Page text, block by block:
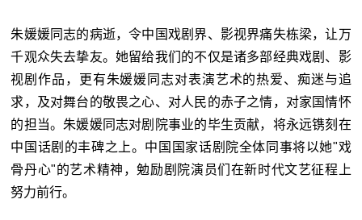
朱媛媛同志的病逝，令中国戏剧界、影视界痛失栋梁，让万
千观众失去挚友。她留给我们的不仅是诸多部经典戏剧、影
视剧作品，更有朱媛媛同志对表演艺术的热爱、痴迷与追
求，及对舞台的敬畏之心、对人民的赤子之情，对家国情怀
的担当。朱媛媛同志对剧院事业的毕生贡献，将永远镌刻在
中国话剧的丰碑之上。中国国家话剧院全体同事将以她"戏
骨丹心"的艺术精神，勉励剧院演员们在新时代文艺征程上
努力前行。